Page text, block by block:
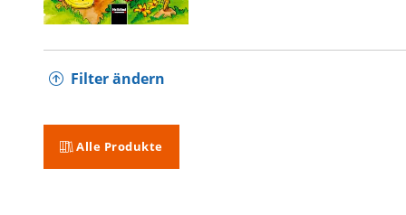
Filter ändern
Alle Produkte